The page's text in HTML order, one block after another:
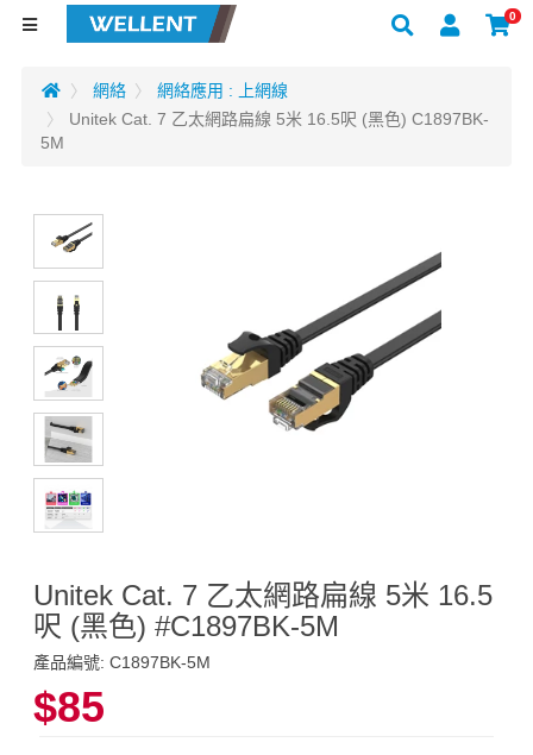
0
網絡
網絡應用 : 上網線
Unitek Cat. 7 乙太網路扁線 5米 16.5呎 (黑色) C1897BK-
5M
Unitek Cat. 7 乙太網路扁線 5米 16.5
呎 (黑色) #C1897BK-5M
產品編號: C1897BK-5M
$85